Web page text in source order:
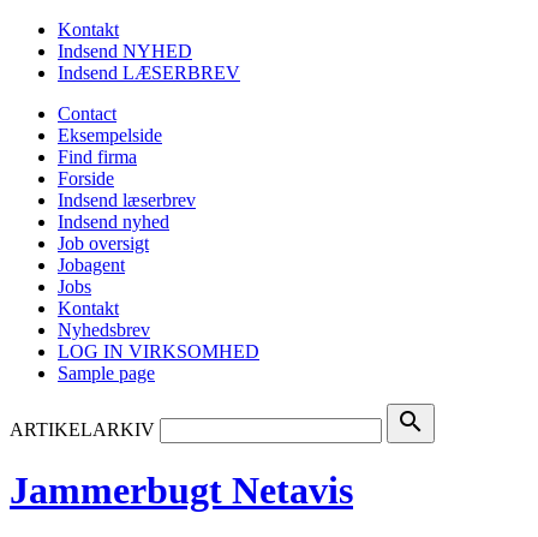
Kontakt
Indsend NYHED
Indsend LÆSERBREV
Contact
Eksempelside
Find firma
Forside
Indsend læserbrev
Indsend nyhed
Job oversigt
Jobagent
Jobs
Kontakt
Nyhedsbrev
LOG IN VIRKSOMHED
Sample page
ARTIKELARKIV search
Jammerbugt Netavis